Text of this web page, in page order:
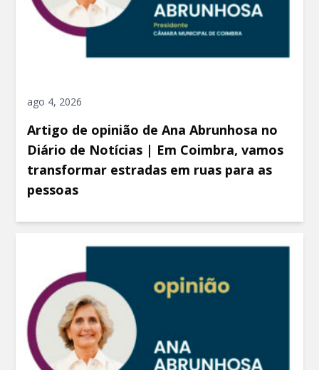
ago 4, 2026
Artigo de opinião de Ana Abrunhosa no
Diário de Notícias | Em Coimbra, vamos
transformar estradas em ruas para as
pessoas